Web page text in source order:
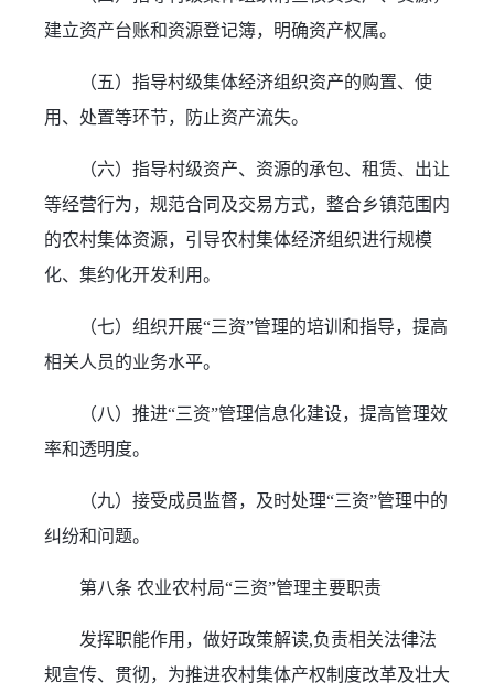
建立资产台账和资源登记簿，明确资产权属。
（五）指导村级集体经济组织资产的购置、使
用、处置等环节，防止资产流失。
（六）指导村级资产、资源的承包、租赁、出让
等经营行为，规范合同及交易方式，整合乡镇范围内
的农村集体资源，引导农村集体经济组织进行规模
化、集约化开发利用。
（七）组织开展“三资”管理的培训和指导，提高
相关人员的业务水平。
（八）推进“三资”管理信息化建设，提高管理效
率和透明度。
（九）接受成员监督，及时处理“三资”管理中的
纠纷和问题。
第八条 农业农村局“三资”管理主要职责
发挥职能作用，做好政策解读,负责相关法律法
规宣传、贯彻，为推进农村集体产权制度改革及壮大